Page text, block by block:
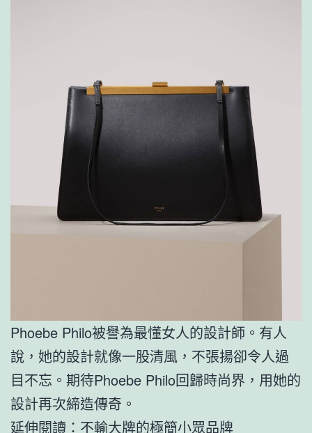
Phoebe Philo被譽為最懂女人的設計師。有人
說，她的設計就像一股清風，不張揚卻令人過
目不忘。期待Phoebe Philo回歸時尚界，用她的
設計再次締造傳奇。
延伸閱讀：不輸大牌的極簡小眾品牌